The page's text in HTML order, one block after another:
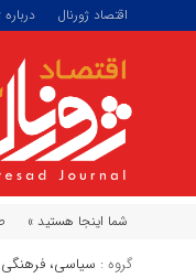
اقتصاد ژورنال درباره
شما اینجا هستید »
گروه : سیاسی،